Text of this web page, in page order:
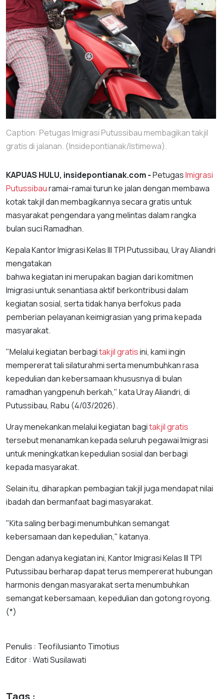
Caption: Petugas Imigrasi Putussibau membagikan takjil
gratis di jalanan. (Insidepontianak/Istimewa).
KAPUAS HULU, insidepontianak.com -PetugasImigrasi
Putussibauramai-ramai turun ke jalan dengan membawa
kotak takjil dan membagikannya secara gratis untuk
masyarakat pengendara yang melintas dalam rangka
bulan suci Ramadhan.
Kepala Kantor Imigrasi Kelas III TPI Putussibau, Uray Aliandri
mengatakan
bahwa kegiatan ini merupakan bagian dari komitmen
Imigrasi untuk senantiasa aktif berkontribusi dalam
kegiatan sosial, serta tidak hanya berfokus pada
pemberian pelayanan keimigrasian yang prima kepada
masyarakat.
"Melalui kegiatan berbagitakjil gratisini, kami ingin
mempererat tali silaturahmi serta menumbuhkan rasa
kepedulian dan kebersamaan khususnya di bulan
ramadhan yangpenuh berkah," kata Uray Aliandri, di
Putussibau, Rabu (4/03/2026).
Uray menekankan melalui kegiatan bagitakjil gratis
tersebut menanamkan kepada seluruh pegawai Imigrasi
untuk meningkatkan kepedulian sosial dan berbagi
kepada masyarakat.
Selain itu, diharapkan pembagian takjil juga mendapat nilai
ibadah dan bermanfaat bagi masyarakat.
"Kita saling berbagi menumbuhkan semangat
kebersamaan dan kepedulian," katanya.
Dengan adanya kegiatan ini, Kantor Imigrasi Kelas III TPI
Putussibau berharap dapat terus mempererat hubungan
harmonis dengan masyarakat serta menumbuhkan
semangat kebersamaan, kepedulian dan gotong royong.
(*)
Penulis : Teofilusianto Timotius
Editor : Wati Susilawati
Tags :